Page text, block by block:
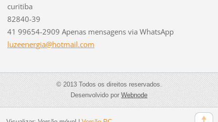
curitiba
82840-39
41 99654-2909 Apenas mensagens via WhatsApp
luzeenergia@hotmail.com
© 2013 Todos os direitos reservados.
Desenvolvido porWebnode